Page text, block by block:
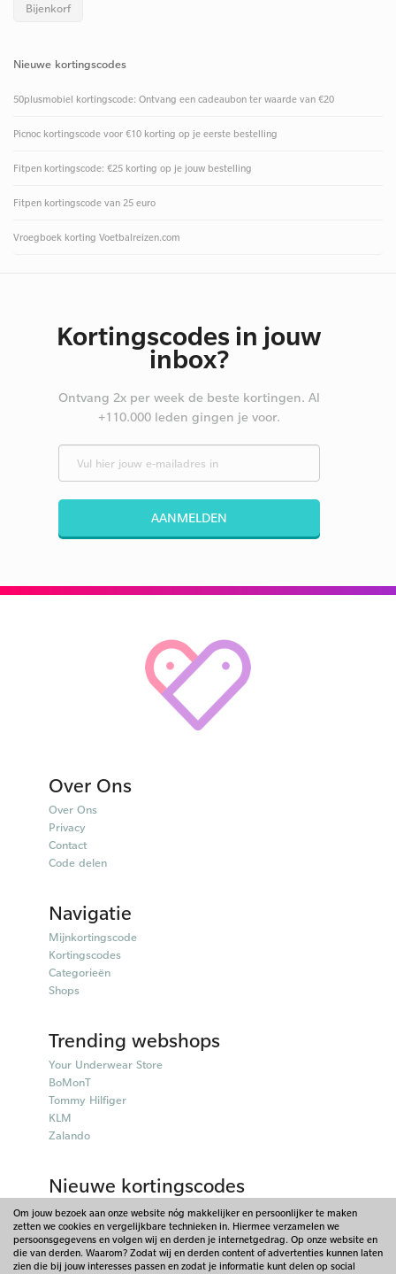
Bijenkorf
Nieuwe kortingscodes
50plusmobiel kortingscode: Ontvang een cadeaubon ter waarde van €20
Picnoc kortingscode voor €10 korting op je eerste bestelling
Fitpen kortingscode: €25 korting op je jouw bestelling
Fitpen kortingscode van 25 euro
Vroegboek korting Voetbalreizen.com
Kortingscodes in jouw
inbox?
Ontvang 2x per week de beste kortingen. Al
+110.000 leden gingen je voor.
AANMELDEN
Over Ons
Over Ons
Privacy
Contact
Code delen
Navigatie
Mijnkortingscode
Kortingscodes
Categorieën
Shops
Trending webshops
Your Underwear Store
BoMonT
Tommy Hilfiger
KLM
Zalando
Nieuwe kortingscodes
50plusmobiel kortingscodes
Parfumado kortingscodes
Fitpen kortingscodes
Things I Like Things I Love kortingscodes
Om jouw bezoek aan onze website nóg makkelijker en persoonlijker te maken
zetten we cookies en vergelijkbare technieken in. Hiermee verzamelen we
persoonsgegevens en volgen wij en derden je internetgedrag. Op onze website en
die van derden. Waarom? Zodat wij en derden content of advertenties kunnen laten
zien die bij jouw interesses passen en zodat je informatie kunt delen op social